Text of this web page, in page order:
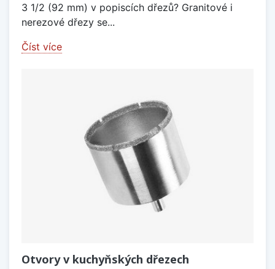
3 1/2 (92 mm) v popiscích dřezů? Granitové i
nerezové dřezy se...
Číst více
Otvory v kuchyňských dřezech